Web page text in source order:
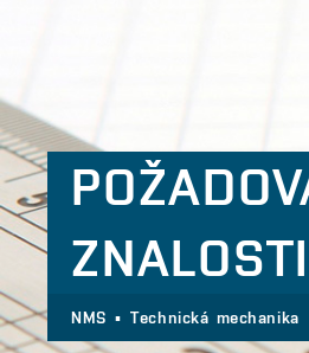
NMS ▪ Technická mechanika